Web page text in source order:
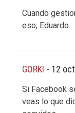
Cuando
eso, Eduardo…
GORKI - 12
Si Facebook
veas lo que